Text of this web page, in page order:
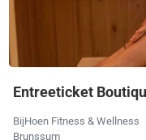
Entreeticket
BijHoen Fitness & Wellness
Brunssum